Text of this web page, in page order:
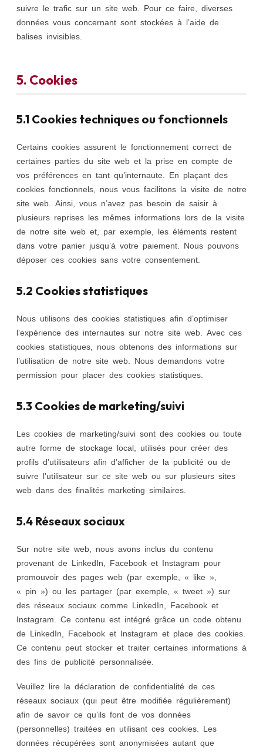
suivre le trafic sur un site web. Pour ce faire, diverses
données vous concernant sont stockées à l’aide de
balises invisibles.
5. Cookies
5.1 Cookies techniques ou fonctionnels
Certains cookies assurent le fonctionnement correct de
certaines parties du site web et la prise en compte de
vos préférences en tant qu’internaute. En plaçant des
cookies fonctionnels, nous vous facilitons la visite de notre
site web. Ainsi, vous n’avez pas besoin de saisir à
plusieurs reprises les mêmes informations lors de la visite
de notre site web et, par exemple, les éléments restent
dans votre panier jusqu’à votre paiement. Nous pouvons
déposer ces cookies sans votre consentement.
5.2 Cookies statistiques
Nous utilisons des cookies statistiques afin d’optimiser
l’expérience des internautes sur notre site web. Avec ces
cookies statistiques, nous obtenons des informations sur
l’utilisation de notre site web. Nous demandons votre
permission pour placer des cookies statistiques.
5.3 Cookies de marketing/suivi
Les cookies de marketing/suivi sont des cookies ou toute
autre forme de stockage local, utilisés pour créer des
profils d’utilisateurs afin d’afficher de la publicité ou de
suivre l’utilisateur sur ce site web ou sur plusieurs sites
web dans des finalités marketing similaires.
5.4 Réseaux sociaux
Sur notre site web, nous avons inclus du contenu
provenant de LinkedIn, Facebook et Instagram pour
promouvoir des pages web (par exemple, « like »,
« pin ») ou les partager (par exemple, « tweet ») sur
des réseaux sociaux comme LinkedIn, Facebook et
Instagram. Ce contenu est intégré grâce un code obtenu
de LinkedIn, Facebook et Instagram et place des cookies.
Ce contenu peut stocker et traiter certaines informations à
des fins de publicité personnalisée.
Veuillez lire la déclaration de confidentialité de ces
réseaux sociaux (qui peut être modifiée régulièrement)
afin de savoir ce qu’ils font de vos données
(personnelles) traitées en utilisant ces cookies. Les
données récupérées sont anonymisées autant que